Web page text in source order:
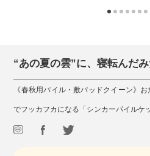
“あの夏の雲”に、寝転んだみ
《春秋用パイル・敷パッドクイーン》
でフッカフカになる「シンカーパイルケ